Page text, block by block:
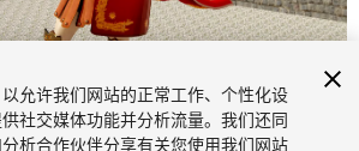
1/16
允许我们网站的正常工作、个性化设
社交媒体功能并分析流量。我们还同
析合作伙伴分享有关您使用我们网站